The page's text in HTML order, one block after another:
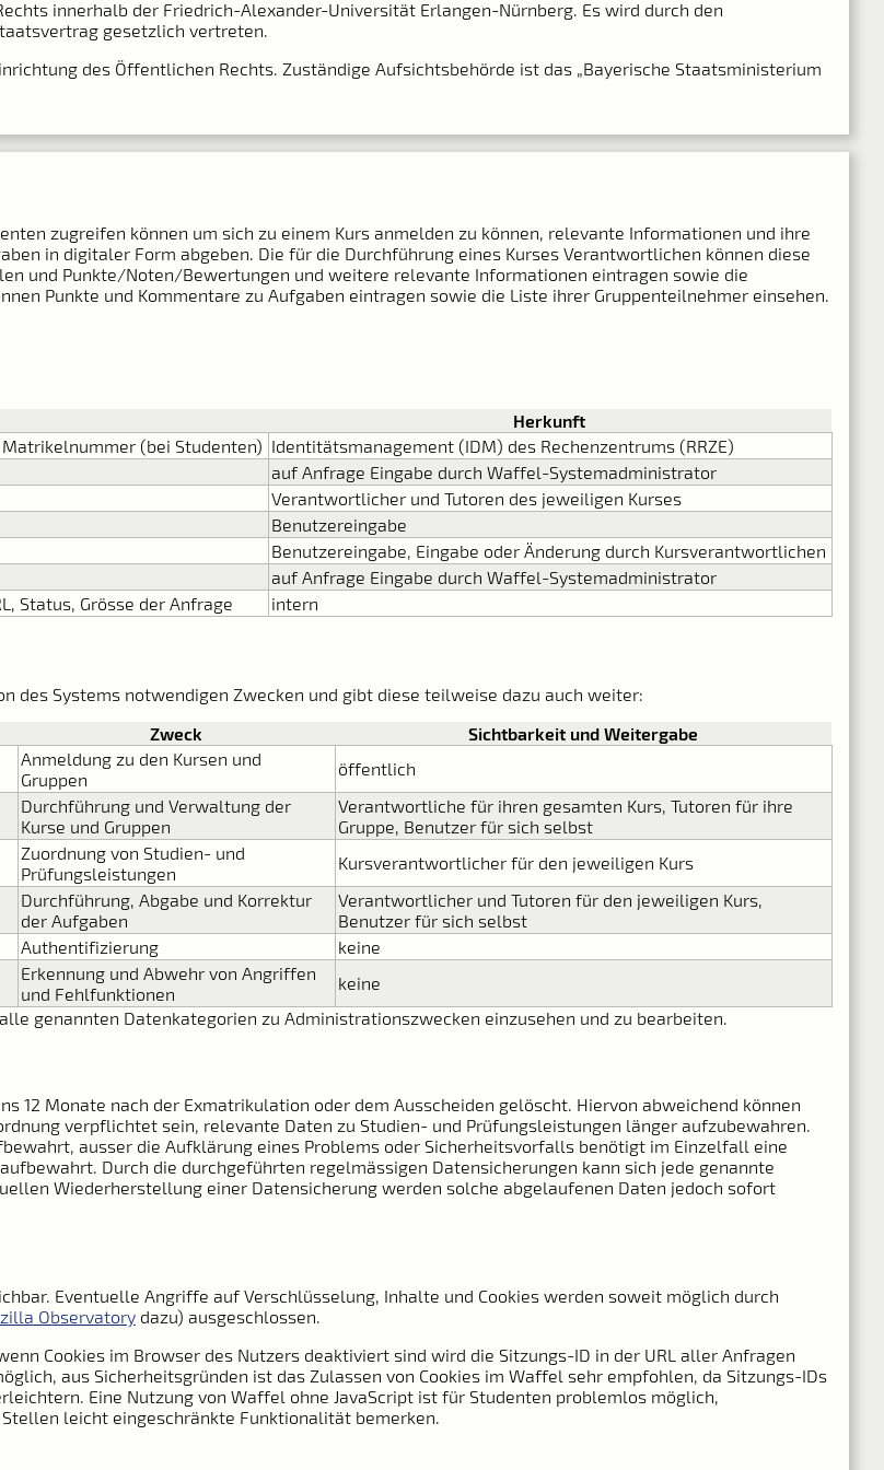
innerhalb der Friedrich-Alexander-Universität Erlangen-Nürnberg. Es wird durch den
gesetzlich vertreten.
des Öffentlichen Rechts. Zuständige Aufsichtsbehörde ist das „Bayerische Staatsministerium
zugreifen können um sich zu einem Kurs anmelden zu können, relevante Informationen und ihre
in digitaler Form abgeben. Die für die Durchführung eines Kurses Verantwortlichen können diese
und Punkte/Noten/Bewertungen und weitere relevante Informationen eintragen sowie die
Punkte und Kommentare zu Aufgaben eintragen sowie die Liste ihrer Gruppenteilnehmer einsehen.
Herkunft
(bei Studenten) Identitätsmanagement (IDM) des Rechenzentrums (RRZE)
auf Anfrage Eingabe durch Waffel-Systemadministrator
Verantwortlicher und Tutoren des jeweiligen Kurses
Benutzereingabe
Benutzereingabe, Eingabe oder Änderung durch Kursverantwortlichen
auf Anfrage Eingabe durch Waffel-Systemadministrator
Status, Grösse der Anfrage
intern
des Systems notwendigen Zwecken und gibt diese teilweise dazu auch weiter:
Zweck
Sichtbarkeit und Weitergabe
Anmeldung zu den Kursen und
Gruppen
öffentlich
Durchführung und Verwaltung der
Kurse und Gruppen
Verantwortliche für ihren gesamten Kurs, Tutoren für ihre
Gruppe, Benutzer für sich selbst
Zuordnung von Studien- und
Prüfungsleistungen
Kursverantwortlicher für den jeweiligen Kurs
Durchführung, Abgabe und Korrektur
der Aufgaben
Verantwortlicher und Tutoren für den jeweiligen Kurs,
Benutzer für sich selbst
Authentifizierung
keine
Erkennung und Abwehr von Angriffen
und Fehlfunktionen
keine
genannten Datenkategorien zu Administrationszwecken einzusehen und zu bearbeiten.
12 Monate nach der Exmatrikulation oder dem Ausscheiden gelöscht. Hiervon abweichend können
verpflichtet sein, relevante Daten zu Studien- und Prüfungsleistungen länger aufzubewahren.
ausser die Aufklärung eines Problems oder Sicherheitsvorfalls benötigt im Einzelfall eine
Durch die durchgeführten regelmässigen Datensicherungen kann sich jede genannte
Wiederherstellung einer Datensicherung werden solche abgelaufenen Daten jedoch sofort
Eventuelle Angriffe auf Verschlüsselung, Inhalte und Cookies werden soweit möglich durch
Observatorydazu) ausgeschlossen.
Cookies im Browser des Nutzers deaktiviert sind wird die Sitzungs-ID in der URL aller Anfragen
aus Sicherheitsgründen ist das Zulassen von Cookies im Waffel sehr empfohlen, da Sitzungs-IDs
Eine Nutzung von Waffel ohne JavaScript ist für Studenten problemlos möglich,
leicht eingeschränkte Funktionalität bemerken.